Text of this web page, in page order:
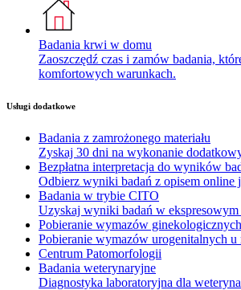
Badania krwi w domu
Zaoszczędź czas i zamów badania,
komfortowych warunkach.
Usługi dodatkowe
Badania z zamrożonego materiału
Zyskaj 30 dni na wykonanie
Bezpłatna interpretacja do wyników
Odbierz wyniki badań z opisem online
Badania w trybie CITO
Uzyskaj wyniki badań w ekspresowym
Pobieranie wymazów ginekologicznych
Pobieranie wymazów urogenitalnych u
Centrum Patomorfologii
Badania weterynaryjne
Diagnostyka laboratoryjna dla